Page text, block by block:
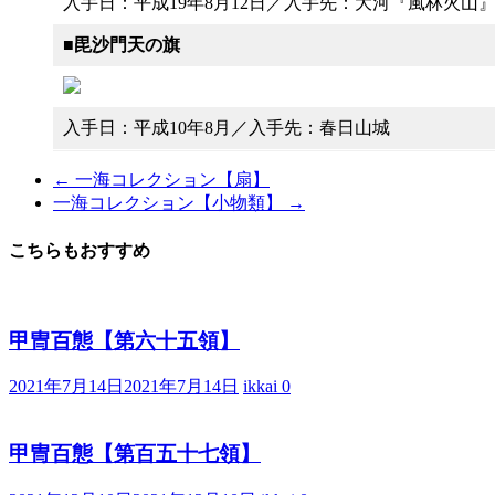
■毘沙門天の旗
入手日：平成10年8月／入手先：春日山城
← 一海コレクション【扇】
一海コレクション【小物類】
→
こちらもおすすめ
甲冑百態【第六十五領】
2021年7月14日 2021年7月14日 ikkai 0
甲冑百態【第百五十七領】